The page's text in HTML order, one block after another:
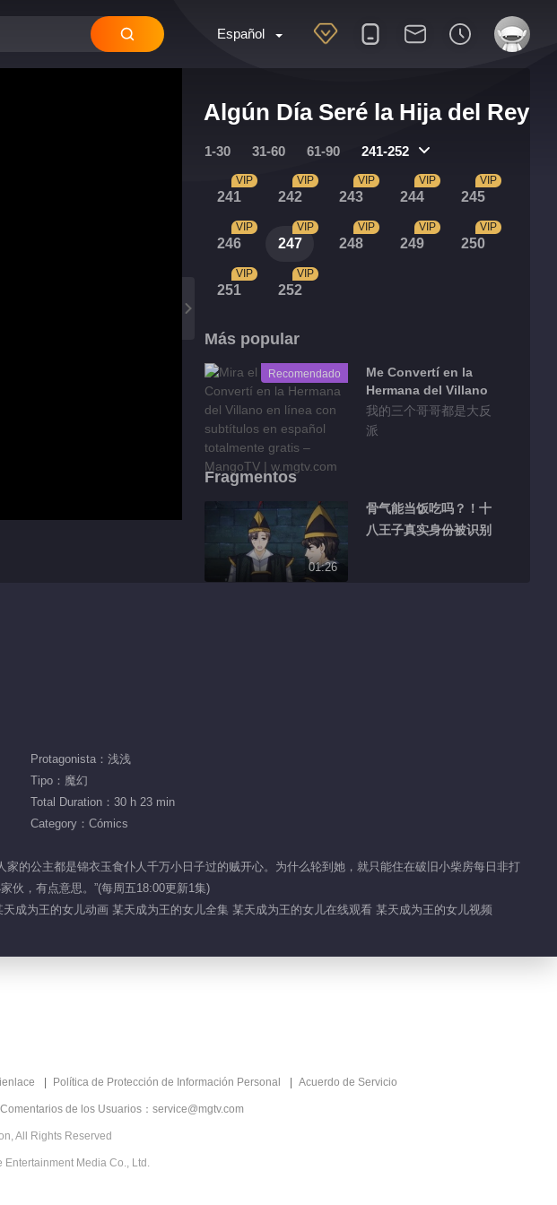
Español
Algún Día Seré la Hija del Rey
1-30 31-60 61-90 241-252
241
VIP
242
VIP
243
VIP
244
VIP
245
VIP
246
VIP
247
VIP
248
VIP
249
VIP
250
VIP
251
VIP
252
VIP
Más popular
Recomendado
Me Convertí en la
Hermana del Villano
我的三个哥哥都是大反
派
Fragmentos
01:26
骨气能当饭吃吗？！十
八王子真实身份被识别
开眼界
Protagonista：浅浅
Tipo：魔幻
Total Duration：30 h 23 min
Category：Cómics
的公主都是锦衣玉食仆人千万小日子过的贼开心。为什么轮到她，就只能住在破旧小柴房每日非打
伙，有点意思。”(每周五18:00更新1集)
成为王的女儿动画 某天成为王的女儿全集 某天成为王的女儿在线观看 某天成为王的女儿视频
Política de Protección de Información Personal Acuerdo de Servicio
Comentarios de los Usuarios：service@mgtv.com
All Rights Reserved
Entertainment Media Co., Ltd.